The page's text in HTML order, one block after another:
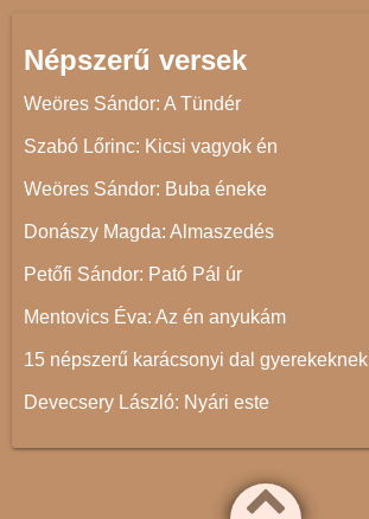
Népszerű versek
Weöres Sándor: A Tündér
Szabó Lőrinc: Kicsi vagyok én
Weöres Sándor: Buba éneke
Donászy Magda: Almaszedés
Petőfi Sándor: Pató Pál úr
Mentovics Éva: Az én anyukám
15 népszerű karácsonyi dal gyerekeknek
Devecsery László: Nyári este